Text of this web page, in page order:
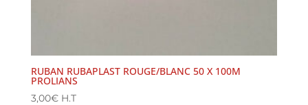
RUBAN RUBAPLAST ROUGE/BLANC 50 X 100M
PROLIANS
3,00€ H.T